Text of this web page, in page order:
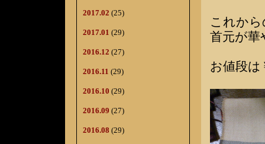
2017.02 (25)
2017.01 (29)
2016.12 (27)
2016.11 (29)
2016.10 (29)
2016.09 (27)
2016.08 (29)
これか
首元が華
お値段は